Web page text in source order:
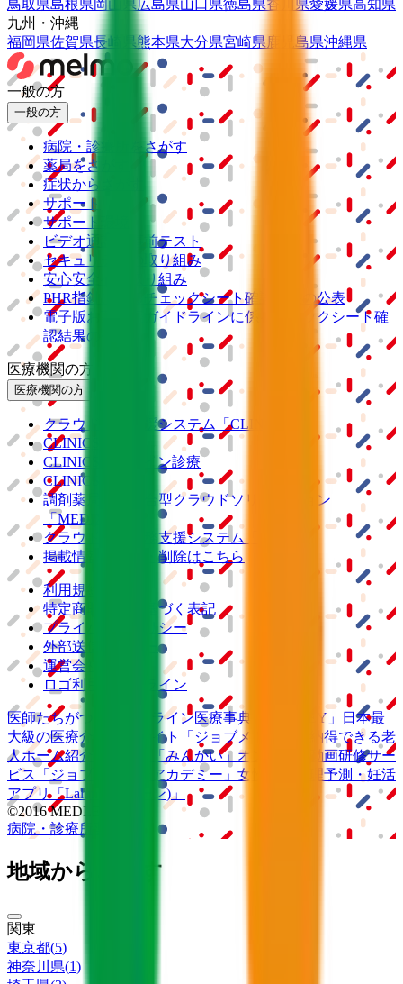
鳥取県島根県岡山県広島県山口県徳島県香川県愛媛県高知県
九州・沖縄
福岡県佐賀県長崎県熊本県大分県宮崎県鹿児島県沖縄県
一般の方
一般の方
病院・診療所をさがす
薬局をさがす
症状からさがす
サポート
サポート環境
ビデオ通話の事前テスト
セキュリティの取り組み
安心安全への取り組み
PHR指針に係るチェックシート確認結果の公表
電子版お薬手帳ガイドラインに係るチェックシート確
認結果の公表
医療機関の方
医療機関の方
クラウド診療 支援システム
「CLINICS」
CLINICS予約
CLINICSオンライン診療
CLINICSカルテ
調剤薬局向け統合型クラウドソリューション
「MEDIXS」
クラウド歯科業務 支援システム
掲載情報の修正・削除はこちら
利用規約
特定商取引法に基づく表記
プライバシーポリシー
外部送信ポリシー
運営会社
ロゴ利用ガイドライン
医師たちがつくる オンライン医療事典 「MEDLEY」
日本最
大級の医療介護求人サイト 「ジョブメドレー」 納得できる老
人ホーム紹介サービス
「みんかい」 オンライン
動画研修サー
ビス
「ジョブメドレー アカデミー」 女性向け
生理予測・妊活
アプリ「Lalune(ラルーン)」
©2016 MEDLEY, INC.
病院・診療所
地域からさがす
関東
東京都(5)
神奈川県(1)